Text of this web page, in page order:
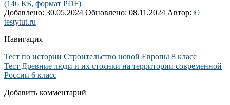
(146 КБ, формат PDF)
Добавлено: 30.05.2024 Обновлено: 08.11.2024 Автор: ©
testytut.ru
Навигация
Тест по истории Строительство новой Европы 8 класс
Тест Древние люди и их стоянки на территории современной
России 6 класс
Добавить комментарий